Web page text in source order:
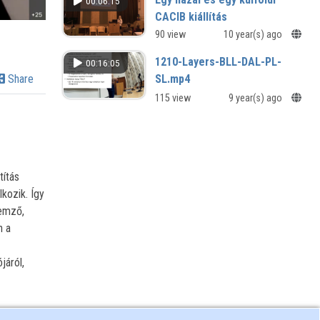
Share
Így
a
CACIB kiállítás
szervezésének
Sporttudományi szakmai nap - 2015
90 view 10 year(s) ago
00:16:05
1210-Layers-BLL-DAL-PL-
SL.mp4
115 view 9 year(s) ago